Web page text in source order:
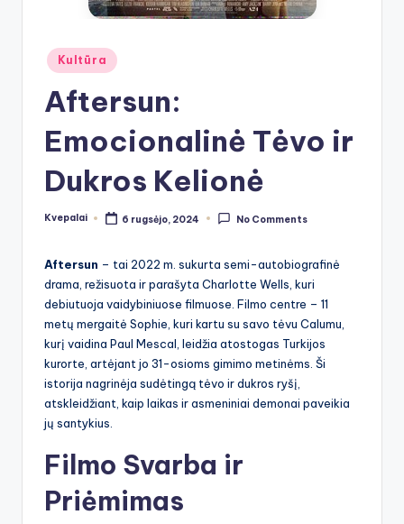
Posted
in
Kultūra
Aftersun:
Emocionalinė Tėvo ir
Dukros Kelionė
Posted
Kvepalai 6 rugsėjo, 2024 No Comments
Aftersun – tai 2022 m. sukurta semi-autobiografinė
drama, režisuota ir parašyta Charlotte Wells, kuri
debiutuoja vaidybiniuose filmuose. Filmo centre – 11
metų mergaitė Sophie, kuri kartu su savo tėvu Calumu,
kurį vaidina Paul Mescal, leidžia atostogas Turkijos
kurorte, artėjant jo 31-osioms gimimo metinėms. Ši
istorija nagrinėja sudėtingą tėvo ir dukros ryšį,
atskleidžiant, kaip laikas ir asmeniniai demonai paveikia
jų santykius.
Filmo Svarba ir
Priėmimas